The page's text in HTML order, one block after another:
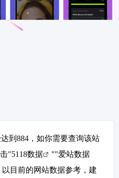
到884，如你需要查询该站
"5118数据 ""爱站数据
目前的网站数据参考，建